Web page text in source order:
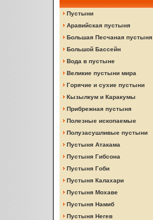
Пустыни
Аравийская пустыня
Большая Песчаная пустыня
Большой Бассейн
Вода в пустыне
Великие пустыни мира
Горячие и сухие пустыни
Кызылкум и Каракумы
Прибрежная пустыня
Полезные ископаемые
Полузасушливые пустыни
Пустыня Атакама
Пустыня Гибсона
Пустыня Гоби
Пустыня Калахари
Пустыня Мохаве
Пустыня Намиб
Пустыня Негев